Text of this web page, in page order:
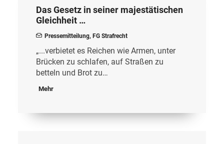
Das Gesetz in seiner majestätischen
Gleichheit …
Pressemitteilung, FG Strafrecht
„...verbietet es Reichen wie Armen, unter
Brücken zu schlafen, auf Straßen zu
betteln und Brot zu…
Mehr